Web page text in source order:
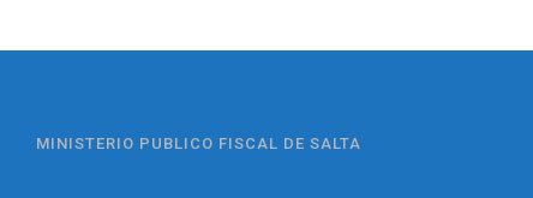
MINISTERIO PUBLICO FISCAL DE SALTA